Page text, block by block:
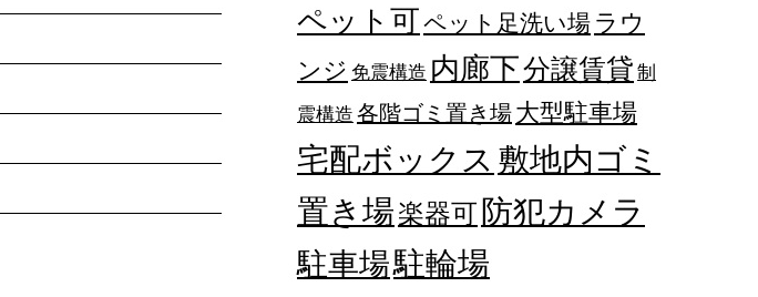
ペット可ペット足洗い場 ラウ
ンジ 免震構造 内廊下分譲賃貸制
震構造各階ゴミ置き場大型駐車場
宅配ボックス 敷地内ゴミ
置き場楽器可防犯カメラ
駐車場駐輪場